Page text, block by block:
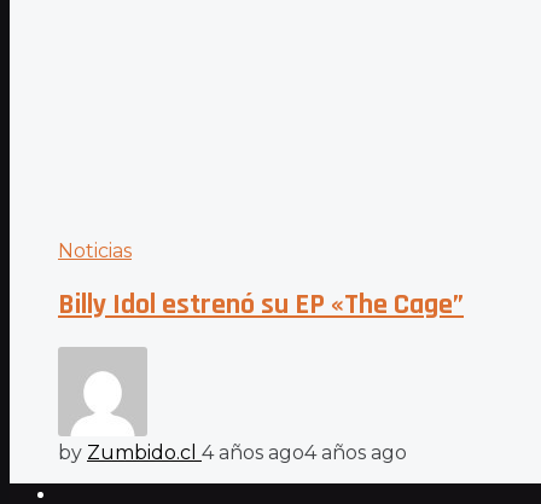
Noticias
Billy Idol estrenó su EP «The Cage”
by Zumbido.cl 4 años ago4 años ago